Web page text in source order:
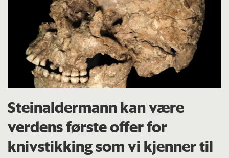
Steinaldermann kan være
verdens første offer for
knivstikking som vi kjenner til